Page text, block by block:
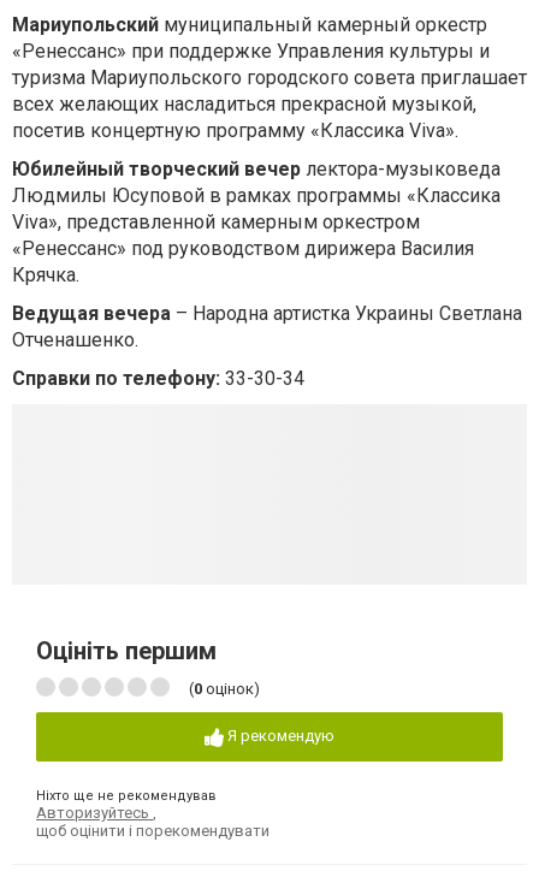
Мариупольский муниципальный камерный оркестр
«Ренессанс» при поддержке Управления культуры и
туризма Мариупольского городского совета приглашает
всех желающих насладиться прекрасной музыкой,
посетив концертную программу «Классика Viva».
Юбилейный творческий вечер лектора-музыковеда
Людмилы Юсуповой в рамках программы «Классика
Viva», представленной камерным оркестром
«Ренессанс» под руководством дирижера Василия
Крячка.
Ведущая вечера – Народна артистка Украины Светлана
Отченашенко.
Справки по телефону: 33-30-34
Оцініть першим
(0 оцінок)
Я рекомендую
Ніхто ще не рекомендував
Авторизуйтесь
щоб оцінити і порекомендувати